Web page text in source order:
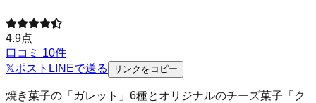
4.9点
口コミ 10件
𝕏ポスト LINEで送る リンクをコピー
焼き菓子の「ガレット」6種とオリジナルのチーズ菓子「ク